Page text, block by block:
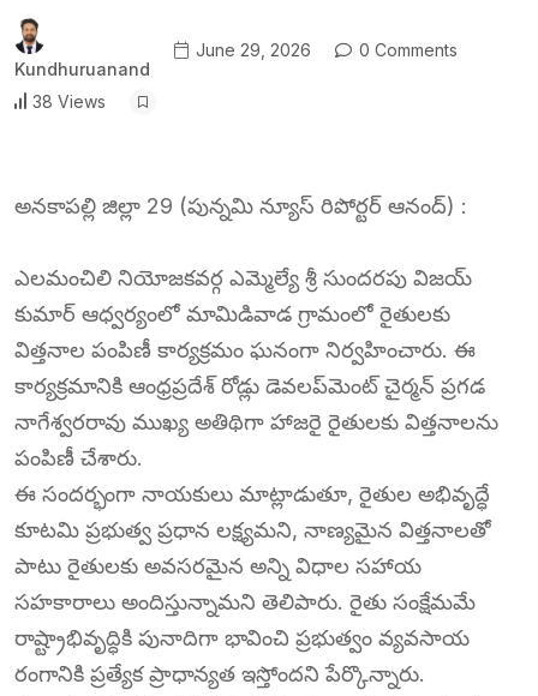
Kundhuruanand
June 29, 2026 0 Comments
38 Views
అనకాపల్లి జిల్లా 29 (పున్నమి న్యూస్ రిపోర్టర్ ఆనంద్) :
ఎలమంచిలి నియోజకవర్గ ఎమ్మెల్యే శ్రీ సుందరపు విజయ్
కుమార్ ఆధ్వర్యంలో మామిడివాడ గ్రామంలో రైతులకు
విత్తనాల పంపిణీ కార్యక్రమం ఘనంగా నిర్వహించారు. ఈ
కార్యక్రమానికి ఆంధ్రప్రదేశ్ రోడ్లు డెవలప్‌మెంట్ చైర్మన్ ప్రగడ
నాగేశ్వరరావు ముఖ్య అతిథిగా హాజరై రైతులకు విత్తనాలను
పంపిణీ చేశారు.
ఈ సందర్భంగా నాయకులు మాట్లాడుతూ, రైతుల అభివృద్ధే
కూటమి ప్రభుత్వ ప్రధాన లక్ష్యమని, నాణ్యమైన విత్తనాలతో
పాటు రైతులకు అవసరమైన అన్ని విధాల సహాయ
సహకారాలు అందిస్తున్నామని తెలిపారు. రైతు సంక్షేమమే
రాష్ట్రాభివృద్ధికి పునాదిగా భావించి ప్రభుత్వం వ్యవసాయ
రంగానికి ప్రత్యేక ప్రాధాన్యత ఇస్తోందని పేర్కొన్నారు.